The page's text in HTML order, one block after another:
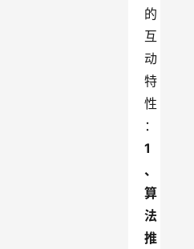
的
互
动
特
性
：
1
、
算
法
推